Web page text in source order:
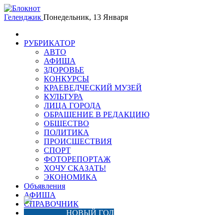
Геленджик Понедельник, 13 Января
РУБРИКАТОР
АВТО
АФИША
ЗДОРОВЬЕ
КОНКУРСЫ
КРАЕВЕДЧЕСКИЙ МУЗЕЙ
КУЛЬТУРА
ЛИЦА ГОРОДА
ОБРАЩЕНИЕ В РЕДАКЦИЮ
ОБЩЕСТВО
ПОЛИТИКА
ПРОИСШЕСТВИЯ
СПОРТ
ФОТОРЕПОРТАЖ
ХОЧУ СКАЗАТЬ!
ЭКОНОМИКА
Объявления
АФИША
СПРАВОЧНИК
НОВЫЙ ГОД